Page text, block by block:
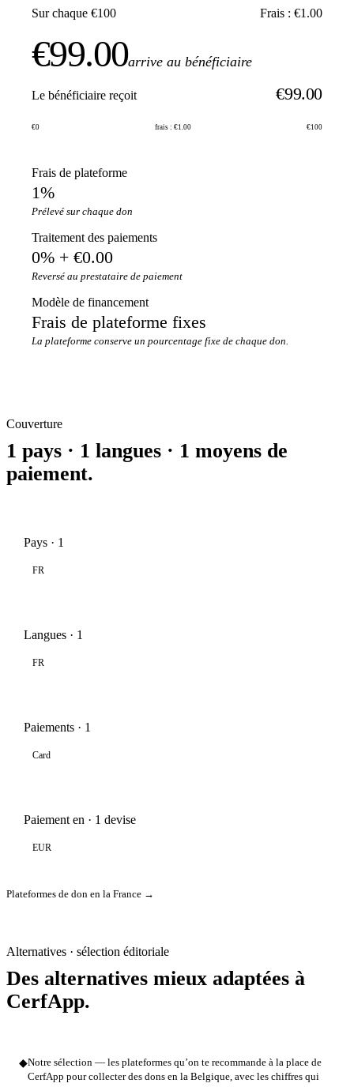
Sur chaque €100 Frais : €1.00
€99.00arrive au bénéficiaire
Le bénéficiaire reçoit €99.00
€0 frais : €1.00 €100
Frais de plateforme
1%
Prélevé sur chaque don
Traitement des paiements
0% + €0.00
Reversé au prestataire de paiement
Modèle de financement
Frais de plateforme fixes
La plateforme conserve un pourcentage fixe de chaque don.
Couverture
1 pays · 1 langues · 1 moyens de
paiement.
Pays · 1
FR
Langues · 1
FR
Paiements · 1
Card
Paiement en · 1 devise
EUR
Plateformes de don en la France →
Alternatives · sélection éditoriale
Des alternatives mieux adaptées à
CerfApp.
◆Notre sélection — les plateformes qu’on te recommande à la place de
CerfApp pour collecter des dons en la Belgique, avec les chiffres qui